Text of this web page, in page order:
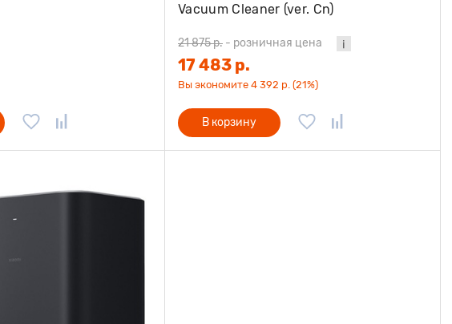
Vacuum Cleaner (ver. Cn)
21 875 р. - розничная цена
17 483 р.
Вы экономите 4 392 р. (21%)
В корзину